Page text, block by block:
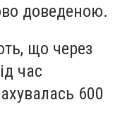
доведеною.
що через
час
600